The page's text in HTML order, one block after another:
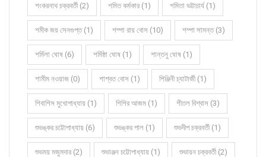
শংকরনাথ চক্রবর্তী (2) শমিত কর্মকার (1) শমিতা ভট্টাচার্য (1)
শমীক জয় সেনগুপ্ত (1) শম্পা রায় বোস (10) শম্পা সামন্ত (3)
শর্মিলা ঘোষ (6) শর্মিষ্ঠা ঘোষ (1) শান্তনু ঘোষ (1)
শামীম নওয়াজ (0) শাশ্বত বোস (1) শিঞ্জিনী চ্যাটার্জী (1)
শিবাশিস মুখোপাধ্যায় (1) শিশির আজম (1) শীতল বিশ্বাস (3)
শুভঙ্কর চট্টোপাধ্যায় (6) শুভঙ্কর পাল (1) শুভদীপ চক্রবর্তী (1)
শুভময় মজুমদার (2) শুভাঞ্জন চট্টোপাধ্যায় (1) শুভায়ন চক্রবর্তী (2)